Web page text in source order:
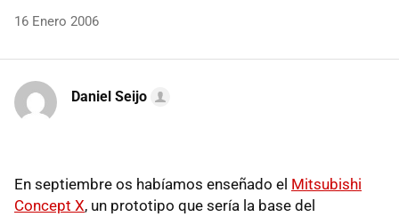
16 Enero 2006
Daniel Seijo
En septiembre os habíamos enseñado el Mitsubishi
Concept X, un prototipo que sería la base del